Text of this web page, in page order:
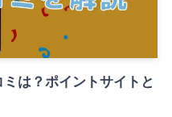
は？ポイントサイトと